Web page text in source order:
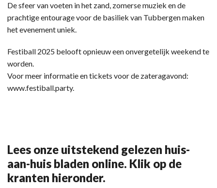
De sfeer van voeten in het zand, zomerse muziek en de
prachtige entourage voor de basiliek van Tubbergen maken
het evenement uniek.
Festiball 2025 belooft opnieuw een onvergetelijk weekend te
worden.
Voor meer informatie en tickets voor de zateragavond:
www.festiball.party.
Lees onze uitstekend gelezen huis-
aan-huis bladen online. Klik op de
kranten hieronder.